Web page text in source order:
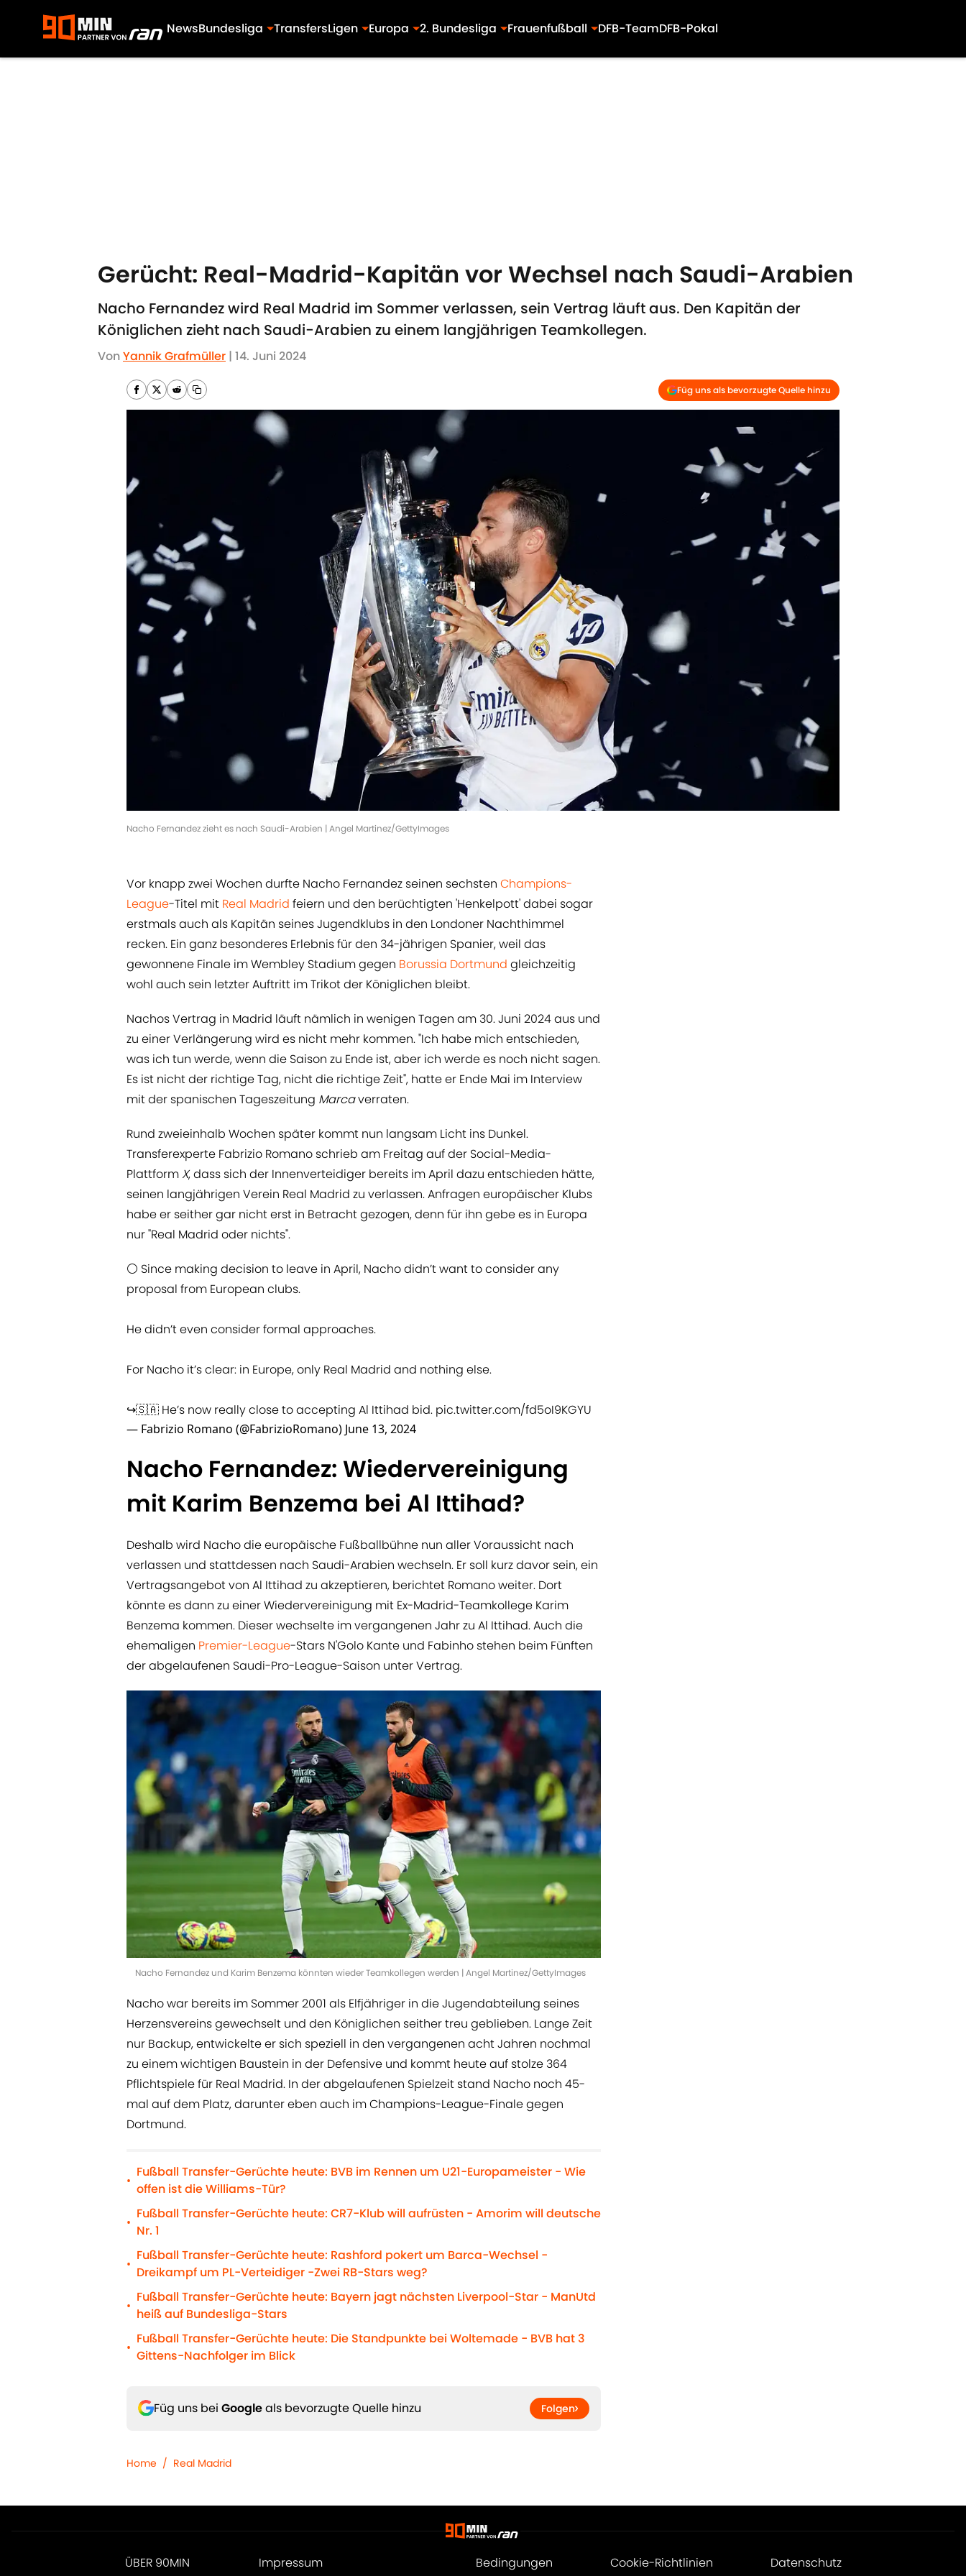
NewsBundesliga TransfersLigen Europa 2. Bundesliga Frauenfußball DFB-TeamDFB-Pokal
Gerücht: Real-Madrid-Kapitän vor Wechsel nach Saudi-Arabien
Nacho Fernandez wird Real Madrid im Sommer verlassen, sein Vertrag läuft aus. Den Kapitän der
Königlichen zieht nach Saudi-Arabien zu einem langjährigen Teamkollegen.
VonYannik Grafmüller | 14. Juni 2024
Füg uns als bevorzugte Quelle hinzu
Nacho Fernandez zieht es nach Saudi-Arabien | Angel Martinez/GettyImages
Vor knapp zwei Wochen durfte Nacho Fernandez seinen sechsten Champions-
League-Titel mit Real Madrid feiern und den berüchtigten 'Henkelpott' dabei sogar
erstmals auch als Kapitän seines Jugendklubs in den Londoner Nachthimmel
recken. Ein ganz besonderes Erlebnis für den 34-jährigen Spanier, weil das
gewonnene Finale im Wembley Stadium gegen Borussia Dortmund gleichzeitig
wohl auch sein letzter Auftritt im Trikot der Königlichen bleibt.
Nachos Vertrag in Madrid läuft nämlich in wenigen Tagen am 30. Juni 2024 aus und
zu einer Verlängerung wird es nicht mehr kommen. "Ich habe mich entschieden,
was ich tun werde, wenn die Saison zu Ende ist, aber ich werde es noch nicht sagen.
Es ist nicht der richtige Tag, nicht die richtige Zeit", hatte er Ende Mai im Interview
mit der spanischen Tageszeitung Marcaverraten.
Rund zweieinhalb Wochen später kommt nun langsam Licht ins Dunkel.
Transferexperte Fabrizio Romano schrieb am Freitag auf der Social-Media-
Plattform X, dass sich der Innenverteidiger bereits im April dazu entschieden hätte,
seinen langjährigen Verein Real Madrid zu verlassen. Anfragen europäischer Klubs
habe er seither gar nicht erst in Betracht gezogen, denn für ihn gebe es in Europa
nur "Real Madrid oder nichts".
⚪️ Since making decision to leave in April, Nacho didn’t want to consider any
proposal from European clubs.
He didn’t even consider formal approaches.
For Nacho it’s clear: in Europe, only Real Madrid and nothing else.
↪️🇸🇦 He’s now really close to accepting Al Ittihad bid. pic.twitter.com/fd5oI9KGYU
— Fabrizio Romano (@FabrizioRomano) June 13, 2024
Nacho Fernandez: Wiedervereinigung
mit Karim Benzema bei Al Ittihad?
Deshalb wird Nacho die europäische Fußballbühne nun aller Voraussicht nach
verlassen und stattdessen nach Saudi-Arabien wechseln. Er soll kurz davor sein, ein
Vertragsangebot von Al Ittihad zu akzeptieren, berichtet Romano weiter. Dort
könnte es dann zu einer Wiedervereinigung mit Ex-Madrid-Teamkollege Karim
Benzema kommen. Dieser wechselte im vergangenen Jahr zu Al Ittihad. Auch die
ehemaligen Premier-League-Stars N'Golo Kante und Fabinho stehen beim Fünften
der abgelaufenen Saudi-Pro-League-Saison unter Vertrag.
Nacho Fernandez und Karim Benzema könnten wieder Teamkollegen werden | Angel Martinez/GettyImages
Nacho war bereits im Sommer 2001 als Elfjähriger in die Jugendabteilung seines
Herzensvereins gewechselt und den Königlichen seither treu geblieben. Lange Zeit
nur Backup, entwickelte er sich speziell in den vergangenen acht Jahren nochmal
zu einem wichtigen Baustein in der Defensive und kommt heute auf stolze 364
Pflichtspiele für Real Madrid. In der abgelaufenen Spielzeit stand Nacho noch 45-
mal auf dem Platz, darunter eben auch im Champions-League-Finale gegen
Dortmund.
•
Fußball Transfer-Gerüchte heute: BVB im Rennen um U21-Europameister - Wie
offen ist die Williams-Tür?
•
Fußball Transfer-Gerüchte heute: CR7-Klub will aufrüsten - Amorim will deutsche
Nr. 1
•
Fußball Transfer-Gerüchte heute: Rashford pokert um Barca-Wechsel -
Dreikampf um PL-Verteidiger -Zwei RB-Stars weg?
•
Fußball Transfer-Gerüchte heute: Bayern jagt nächsten Liverpool-Star - ManUtd
heiß auf Bundesliga-Stars
•
Fußball Transfer-Gerüchte heute: Die Standpunkte bei Woltemade - BVB hat 3
Gittens-Nachfolger im Blick
Füg uns bei Googleals bevorzugte Quelle hinzu Folgen
Home / Real Madrid
ÜBER 90MIN Impressum Bedingungen Cookie-Richtlinien Datenschutz